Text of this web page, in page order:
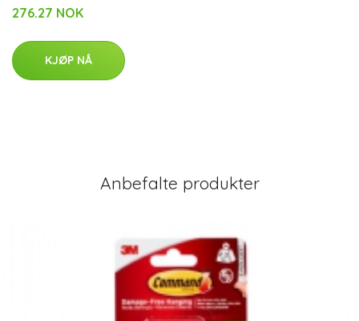
276.27 NOK
KJØP NÅ
Anbefalte produkter